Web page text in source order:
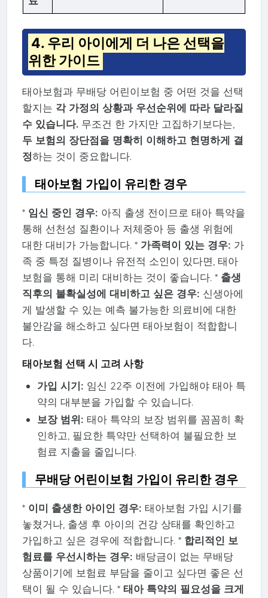
4. 우리 아이에게 더 나은 선택을
위한 가이드
태아보험과 무배당 어린이보험 중 어떤 것을 선택
할지는 각 가정의 상황과 우선순위에 따라 달라질
수 있습니다.무조건 한 가지만 고집하기보다는,
두 보험의 장단점을 명확히 이해하고 현명하게 결
정하는 것이 중요합니다.
태아보험 가입이 유리한 경우
* 임신 중인 경우: 아직 출생 전이므로 태아 특약을
통해 선천성 질환이나 저체중아 등 출생 위험에
대한 대비가 가능합니다. * 가족력이 있는 경우: 가
족 중 특정 질병이나 유전적 소인이 있다면, 태아
보험을 통해 미리 대비하는 것이 좋습니다. * 출생
직후의 불확실성에 대비하고 싶은 경우: 신생아에
게 발생할 수 있는 예측 불가능한 의료비에 대한
불안감을 해소하고 싶다면 태아보험이 적합합니
다.
태아보험 선택 시 고려 사항
가입 시기: 임신 22주 이전에 가입해야 태아 특
약의 대부분을 가입할 수 있습니다.
보장 범위: 태아 특약의 보장 범위를 꼼꼼히 확
인하고, 필요한 특약만 선택하여 불필요한 보
험료 지출을 줄입니다.
무배당 어린이보험 가입이 유리한 경우
* 이미 출생한 아이인 경우: 태아보험 가입 시기를
놓쳤거나, 출생 후 아이의 건강 상태를 확인하고
가입하고 싶은 경우에 적합합니다. * 합리적인 보
험료를 우선시하는 경우: 배당금이 없는 무배당
상품이기에 보험료 부담을 줄이고 싶다면 좋은 선
택이 될 수 있습니다. * 태아 특약의 필요성을 크게